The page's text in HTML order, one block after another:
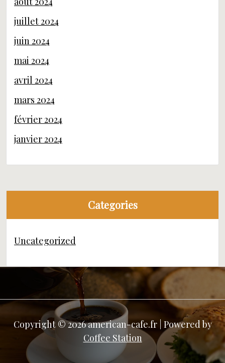
juillet 2024
juin 2024
mai 2024
avril 2024
mars 2024
février 2024
janvier 2024
Categories
Uncategorized
Copyright © 2026 american-cafe.fr | Powered by
Coffee Station